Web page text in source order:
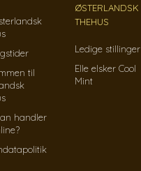
til
handler
ØSTERLANDSK
THEHUS
Ledige stillinger
Elle elsker Cool
Mint